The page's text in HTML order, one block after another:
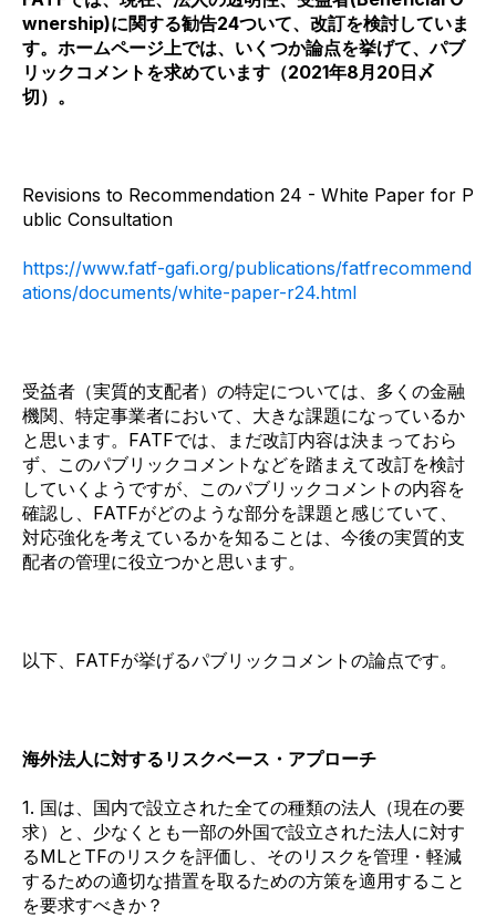
wnership)に関する勧告24ついて、改訂を検討していま
す。ホームページ上では、いくつか論点を挙げて、パブ
リックコメントを求めています（2021年8月20日〆
切）。
Revisions to Recommendation 24 - White Paper for P
ublic Consultation
https://www.fatf-gafi.org/publications/fatfrecommend
ations/documents/white-paper-r24.html
受益者（実質的支配者）の特定については、多くの金融
機関、特定事業者において、大きな課題になっているか
と思います。FATFでは、まだ改訂内容は決まっておら
ず、このパブリックコメントなどを踏まえて改訂を検討
していくようですが、このパブリックコメントの内容を
確認し、FATFがどのような部分を課題と感じていて、
対応強化を考えているかを知ることは、今後の実質的支
配者の管理に役立つかと思います。
以下、FATFが挙げるパブリックコメントの論点です。
海外法人に対するリスクベース・アプローチ
1. 国は、国内で設立された全ての種類の法人（現在の要
求）と、少なくとも一部の外国で設立された法人に対す
るMLとTFのリスクを評価し、そのリスクを管理・軽減
するための適切な措置を取るための方策を適用すること
を要求すべきか？